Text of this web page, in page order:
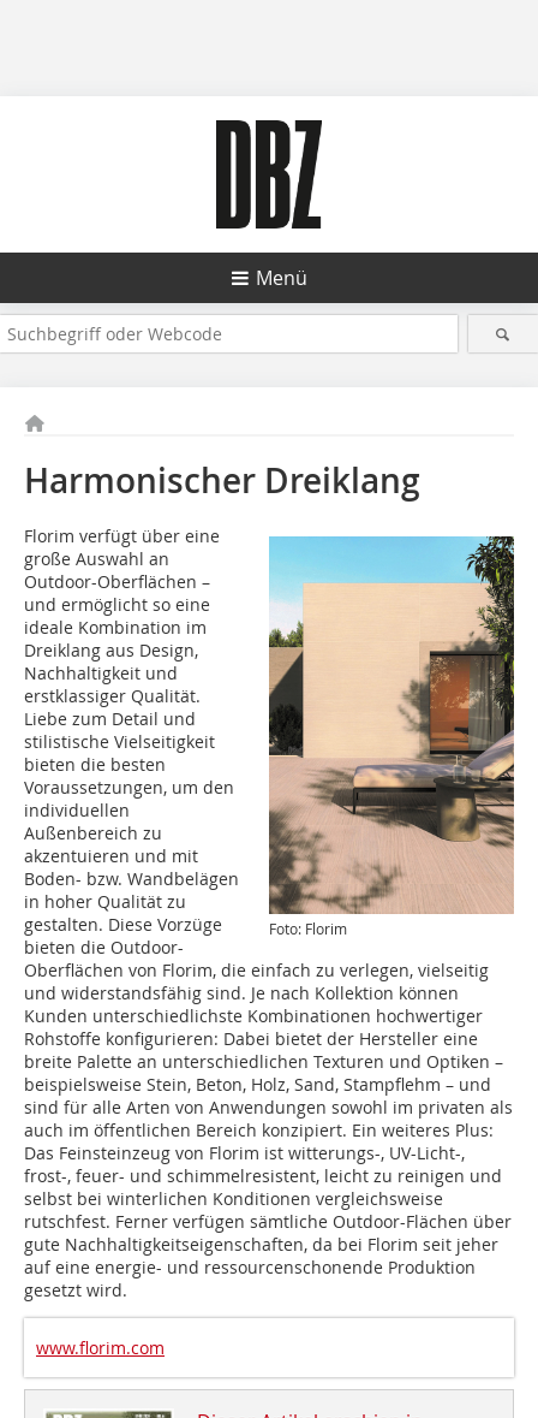
Menü
Harmonischer Dreiklang
Foto: Florim
Florim verfügt über eine
große Auswahl an
Outdoor-Oberflächen –
und ermöglicht so eine
ideale Kombination im
Dreiklang aus Design,
Nachhaltigkeit und
erstklassiger Qualität.
Liebe zum Detail und
stilistische Vielseitigkeit
bieten die besten
Voraussetzungen, um den
individuellen
Außenbereich zu
akzentuieren und mit
Boden- bzw. Wandbelägen
in hoher Qualität zu
gestalten. Diese Vorzüge
bieten die Outdoor-
Oberflächen von Florim, die einfach zu verlegen, vielseitig
und widerstandsfähig sind. Je nach Kollektion können
Kunden unterschiedlichste Kombinationen hochwertiger
Rohstoffe konfigurieren: Dabei bietet der Hersteller eine
breite Palette an unterschiedlichen Texturen und Optiken –
beispielsweise Stein, Beton, Holz, Sand, Stampflehm – und
sind für alle Arten von Anwendungen sowohl im privaten als
auch im öffentlichen Bereich konzipiert. Ein weiteres Plus:
Das Feinsteinzeug von Florim ist witterungs-, UV-Licht-,
frost-, feuer- und schimmelresistent, leicht zu reinigen und
selbst bei winterlichen Konditionen vergleichsweise
rutschfest. Ferner verfügen sämtliche Outdoor-Flächen über
gute Nachhaltigkeitseigenschaften, da bei Florim seit jeher
auf eine energie- und ressourcenschonende Produktion
gesetzt wird.
www.florim.com